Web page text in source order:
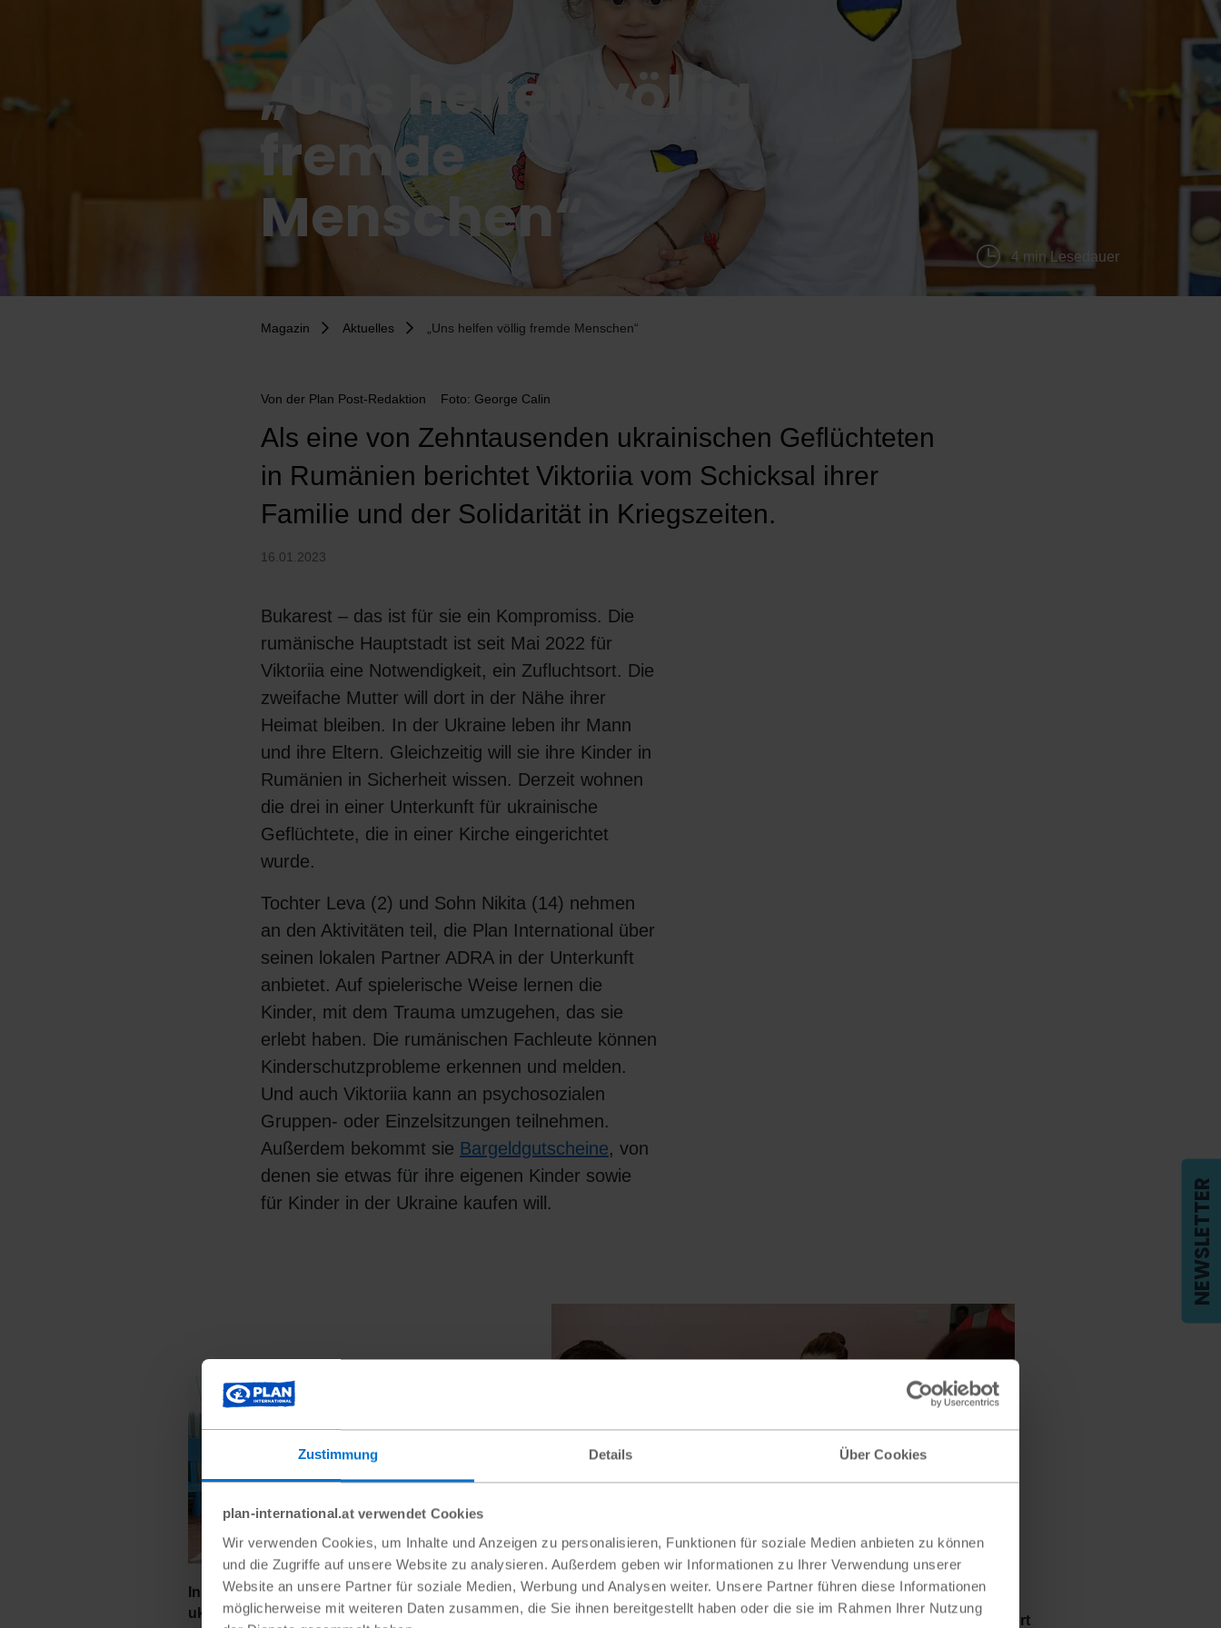
Zustimmung Details Über Cookies
plan-international.at verwendet Cookies
Wir verwenden Cookies, um Inhalte und Anzeigen zu personalisieren, Funktionen für soziale Medien anbieten zu können
und die Zugriffe auf unsere Website zu analysieren. Außerdem geben wir Informationen zu Ihrer Verwendung unserer
Website an unsere Partner für soziale Medien, Werbung und Analysen weiter. Unsere Partner führen diese Informationen
möglicherweise mit weiteren Daten zusammen, die Sie ihnen bereitgestellt haben oder die sie im Rahmen Ihrer Nutzung
4 min Lesedauer
„Uns helfen völlig
fremde
Menschen“
Magazin Aktuelles „Uns helfen völlig fremde Menschen“
Von der Plan Post-Redaktion Foto: George Calin
Als eine von Zehntausenden ukrainischen Geflüchteten
in Rumänien berichtet Viktoriia vom Schicksal ihrer
Familie und der Solidarität in Kriegszeiten.
16.01.2023
Bukarest – das ist für sie ein Kompromiss. Die
rumänische Hauptstadt ist seit Mai 2022 für
Viktoriia eine Notwendigkeit, ein Zufluchtsort. Die
zweifache Mutter will dort in der Nähe ihrer
Heimat bleiben. In der Ukraine leben ihr Mann
und ihre Eltern. Gleichzeitig will sie ihre Kinder in
Rumänien in Sicherheit wissen. Derzeit wohnen
die drei in einer Unterkunft für ukrainische
Geflüchtete, die in einer Kirche eingerichtet
wurde.
Tochter Leva (2) und Sohn Nikita (14) nehmen
an den Aktivitäten teil, die Plan International über
seinen lokalen Partner ADRA in der Unterkunft
anbietet. Auf spielerische Weise lernen die
Kinder, mit dem Trauma umzugehen, das sie
erlebt haben. Die rumänischen Fachleute können
Kinderschutzprobleme erkennen und melden.
Und auch Viktoriia kann an psychosozialen
Gruppen- oder Einzelsitzungen teilnehmen.
Außerdem bekommt sie Bargeldgutscheine, von
denen sie etwas für ihre eigenen Kinder sowie
für Kinder in der Ukraine kaufen will.
In betreuten Gruppen können
ukrainische Kinder spielerisch mit
Viktoriia floh 2022 aus der Ukraine nach Rumänien und bekommt dort
NEWSLETTER